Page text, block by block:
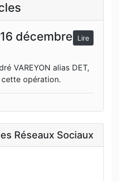
Lire
décembre
VAREYON alias DET,
opération.
Réseaux Sociaux